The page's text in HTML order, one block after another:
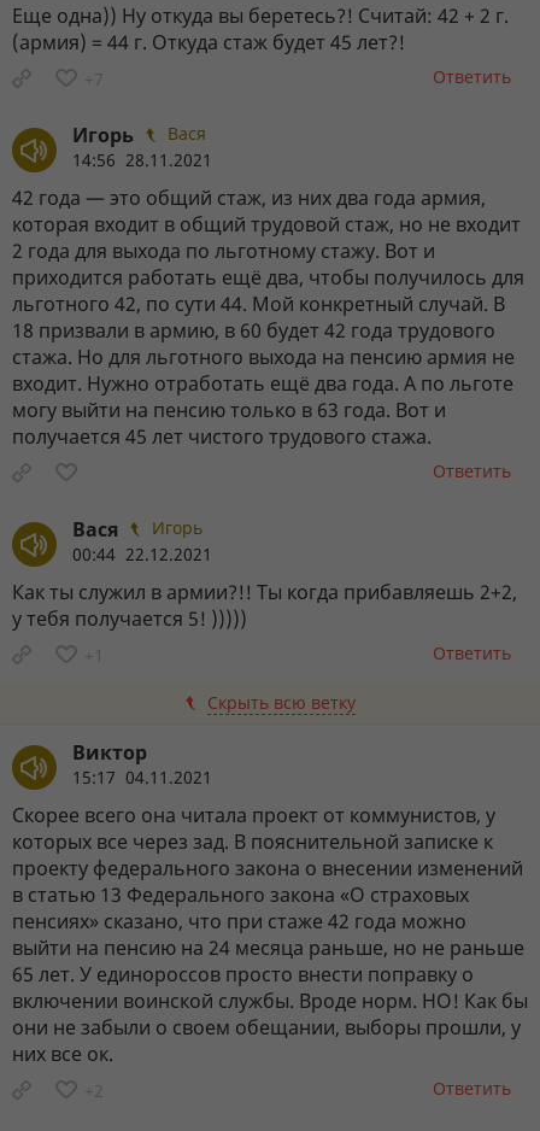
Еще одна)) Ну откуда вы беретесь?! Считай: 42 + 2 г.
(армия) = 44 г. Откуда стаж будет 45 лет?!
+7 Ответить
Игорь
Вася
14:56 28.11.2021
42 года — это общий стаж, из них два года армия,
которая входит в общий трудовой стаж, но не входит
2 года для выхода по льготному стажу. Вот и
приходится работать ещё два, чтобы получилось для
льготного 42, по сути 44. Мой конкретный случай. В
18 призвали в армию, в 60 будет 42 года трудового
стажа. Но для льготного выхода на пенсию армия не
входит. Нужно отработать ещё два года. А по льготе
могу выйти на пенсию только в 63 года. Вот и
получается 45 лет чистого трудового стажа.
Ответить
Вася
Игорь
00:44 22.12.2021
Как ты служил в армии?!! Ты когда прибавляешь 2+2,
у тебя получается 5! )))))
+1 Ответить
Скрыть всю ветку
Виктор
15:17 04.11.2021
Скорее всего она читала проект от коммунистов, у
которых все через зад. В пояснительной записке к
проекту федерального закона о внесении изменений
в статью 13 Федерального закона «О страховых
пенсиях» сказано, что при стаже 42 года можно
выйти на пенсию на 24 месяца раньше, но не раньше
65 лет. У единороссов просто внести поправку о
включении воинской службы. Вроде норм. НО! Как бы
они не забыли о своем обещании, выборы прошли, у
них все ок.
+2 Ответить